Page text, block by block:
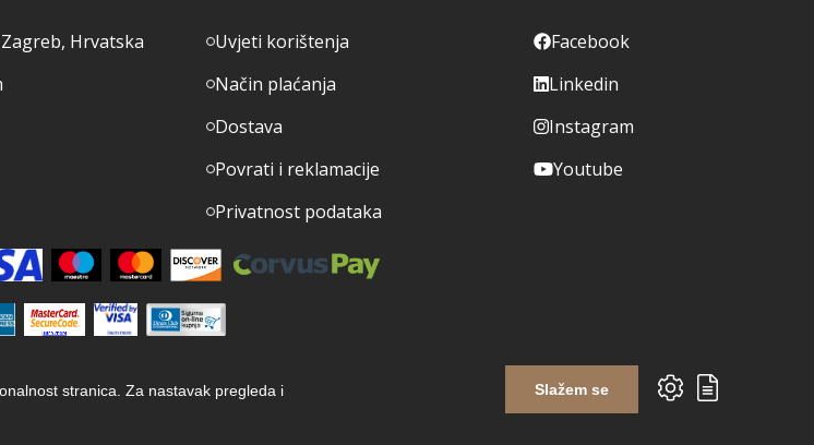
Hrvatska
Uvjeti korištenja
Način plaćanja
Dostava
Povrati i reklamacije
Privatnost podataka
Facebook
Linkedin
Instagram
Youtube
stranica. Za nastavak pregleda i
Slažem se